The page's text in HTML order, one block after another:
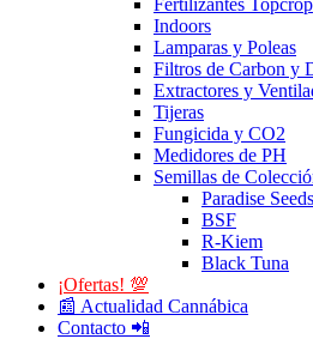
Fertilizantes Topcrop
Indoors
Lamparas y Poleas
Filtros de Carbon y
Extractores y
Tijeras
Fungicida y CO2
Medidores de PH
Semillas de
Paradise Seeds
BSF
R-Kiem
Black Tuna
¡Ofertas! 💯
📰 Actualidad Cannábica
Contacto 📲